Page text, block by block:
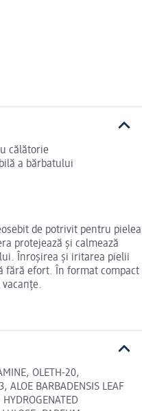
călătorie
a bărbatului
de potrivit pentru pielea
protejează și calmează
Înroșirea și iritarea pielii
fără efort. În format compact
OLETH-20,
ALOE BARBADENSIS LEAF